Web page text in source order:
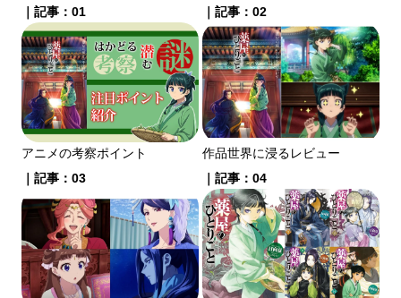
｜記事：01
アニメの考察ポイント
｜記事：02
作品世界に浸るレビュー
｜記事：03
｜記事：04